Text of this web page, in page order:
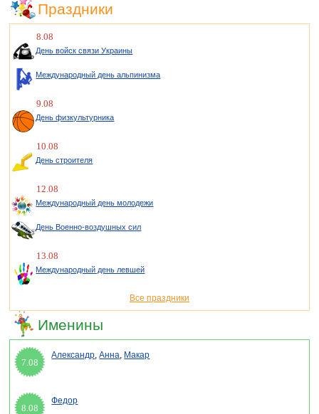
Праздники
8.08
День войск связи Украины
Международный день альпинизма
9.08
День физкультурника
10.08
День строителя
12.08
Международный день молодежи
День Военно-воздушных сил
13.08
Международный день левшей
Все праздники
Именины
7.08
Александр,Анна, Макар
8.08
Федор